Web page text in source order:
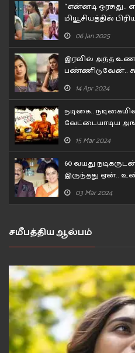
“என்னடி ஒரசுது..
மியூசியத்தில்
கன்றாவி..!
06 Jan 2025
இரவில் அந்த
பண்ணிடுவேன்..
சோனா..!
14 Apr 2024
நடிகை..
வேட்டையாடிய
உடைத்த பிரபல
15 Mar 2024
60 வயது
இருந்தது ஏன்..
நடிகை..
03 Mar 2024
சமீபத்திய ஆல்பம்